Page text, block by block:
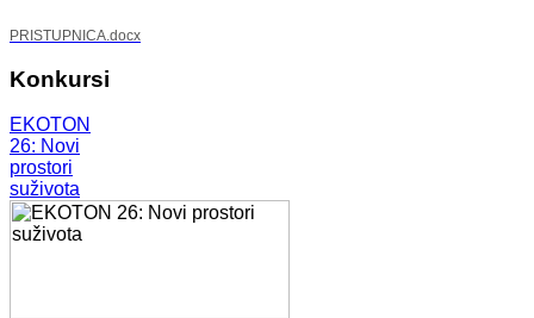
PRISTUPNICA.docx
Konkursi
EKOTON
26: Novi
prostori
suživota